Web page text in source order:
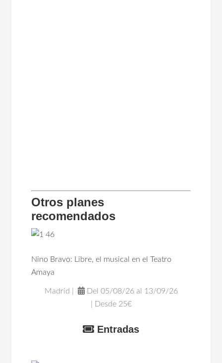
Otros planes
recomendados
Nino Bravo: Libre, el musical en el Teatro
Amaya
Madrid |
Del 05/08/26 al 13/09/26
| Desde 25€
Entradas